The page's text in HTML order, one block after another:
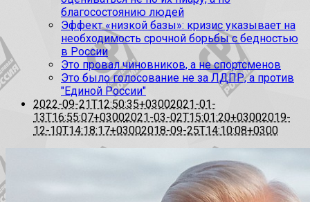
благосостоянию людей
Эффект «низкой базы»: кризис указывает на
необходимость срочной борьбы с бедностью
в России
Это провал чиновников, а не спортсменов
Это было голосование не за ЛДПР, а против
"Единой России"
2022-09-21T12:50:35+03002021-01-
13T16:55:07+03002021-03-02T15:01:20+03002019-
12-10T14:18:17+03002018-09-25T14:10:08+0300